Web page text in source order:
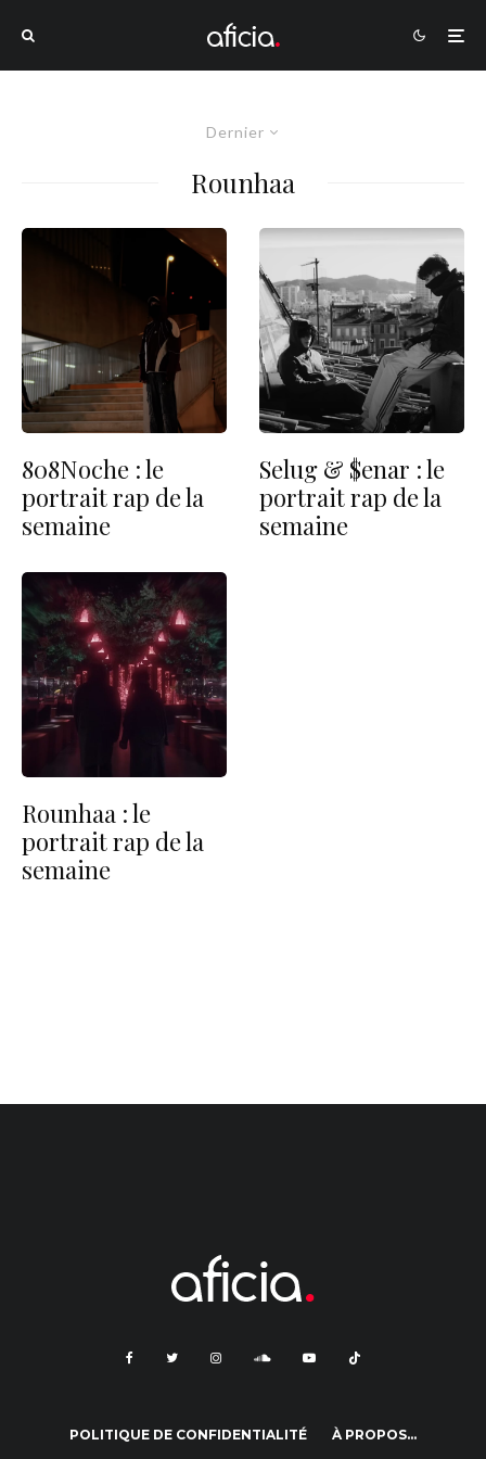
Dernier
Rounhaa
808Noche : le
portrait rap de la
semaine
Rounhaa : le
portrait rap de la
semaine
Selug & $enar : le
portrait rap de la
semaine
POLITIQUE DE CONFIDENTIALITÉ À PROPOS…